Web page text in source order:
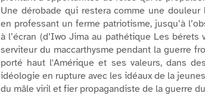
Une dérobade qui restera comme une douleur
en professant un ferme patriotisme, jusqu’à
à l’écran (d’Iwo Jimaau pathétique Les bérets
serviteur du maccarthysme pendant la guerre
porté haut l'Amérique et ses valeurs, dans
idéologie en rupture avec les idéaux de la
du mâle viril et fier propagandiste de la guerre